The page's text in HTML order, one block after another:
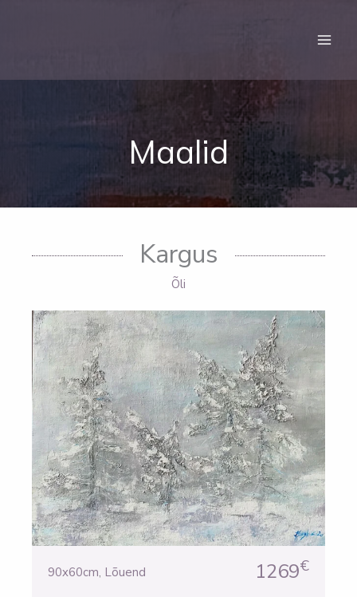
Maalid
Kargus
Õli
90x60cm, Lõuend 1269€